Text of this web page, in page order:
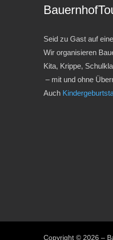
Seid zu Gast auf
Wir organisieren
Kita, Krippe,
– mit und ohne
Auch
Copyright © 2026 –